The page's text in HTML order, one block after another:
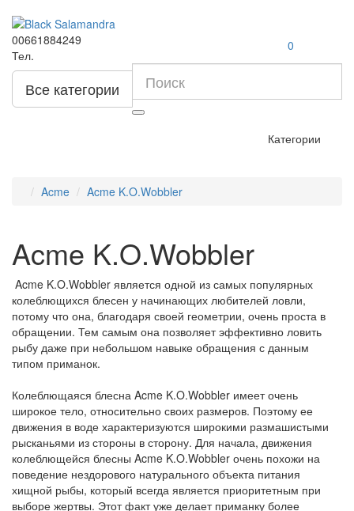
00661884249
Тел.
0
Все категории
Категории
Acme Acme K.O.Wobbler
Acme K.O.Wobbler
Acme K.O.Wobbler является одной из самых популярных
колеблющихся блесен у начинающих любителей ловли,
потому что она, благодаря своей геометрии, очень проста в
обращении. Тем самым она позволяет эффективно ловить
рыбу даже при небольшом навыке обращения с данным
типом приманок.
Колеблющаяся блесна Acme K.O.Wobbler имеет очень
широкое тело, относительно своих размеров. Поэтому ее
движения в воде характеризуются широкими размашистыми
рысканьями из стороны в сторону. Для начала, движения
колеблющейся блесны Acme K.O.Wobbler очень похожи на
поведение нездорового натурального объекта питания
хищной рыбы, который всегда является приоритетным при
выборе жертвы. Этот факт уже делает приманку более